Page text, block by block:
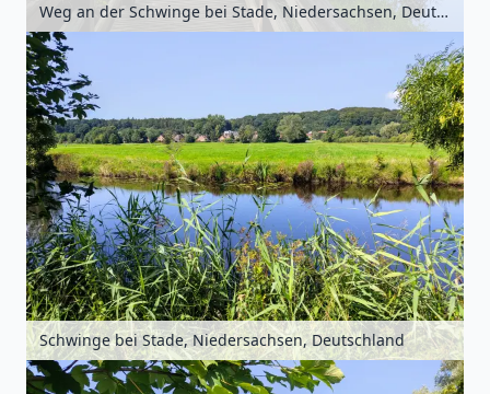
Weg an der Schwinge bei Stade, Niedersachsen, Deutschland
Schwinge bei Stade, Niedersachsen, Deutschland